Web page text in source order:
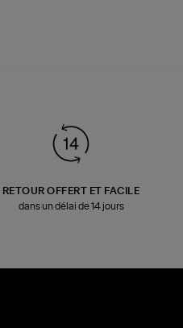
RETOUR OFFERT ET FACILE
dans un délai de 14 jours